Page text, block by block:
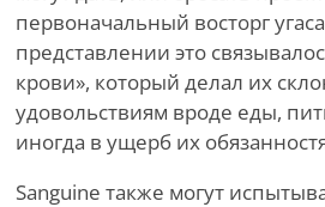
первоначальный восторг
представлении это
крови», который делал их
удовольствиям вроде еды,
иногда в ущерб их
Sanguine также могут